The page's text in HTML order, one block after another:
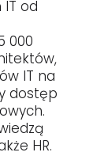
IT od
000
IT na
dostęp
HR.